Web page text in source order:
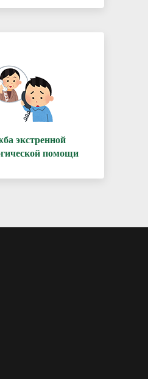
экстренной
помощи